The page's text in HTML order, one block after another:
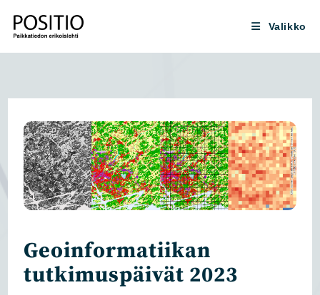
suoraan
sisältöön
Valikko
Geoinformatiikan
tutkimuspäivät 2023